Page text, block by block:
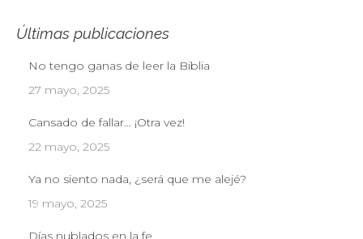
Últimas publicaciones
No tengo ganas de leer la Biblia
27 mayo, 2025
Cansado de fallar… ¡Otra vez!
22 mayo, 2025
Ya no siento nada, ¿será que me alejé?
19 mayo, 2025
Días nublados en la fe